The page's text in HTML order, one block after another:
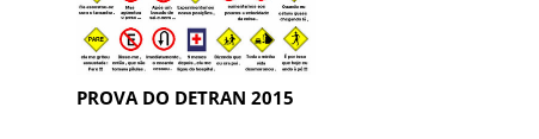
PROVA DO DETRAN 2015